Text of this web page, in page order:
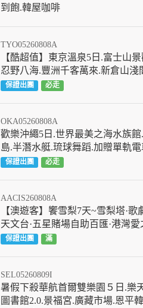
到飽.韓屋咖啡
TYO05260808A
【酷超值】東京溫泉5日.富士山
忍野八海.豐洲千客萬來.新倉山淺
保證出團 必走
OKA05260808A
歡樂沖繩5日.世界最美之海水族
島.半潛水艇.琉球舞蹈.加贈單軌
保證出團 必走
AACIS260808A
【澳遊客】饗雪梨7天~雪梨塔·歌
天文台·五星賭場自助百匯·港灣愛
保證出團 滿
SEL05260809I
暑假下殺華航首爾雙樂園５日.樂
圖書館2.0.景福宮.廣藏市場.恩平